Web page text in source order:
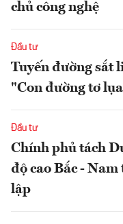
chủ công nghệ
Đầu tư
Tuyến đường sắt
"Con đường tơ
Đầu tư
Chính phủ tách
độ cao Bắc -
lập